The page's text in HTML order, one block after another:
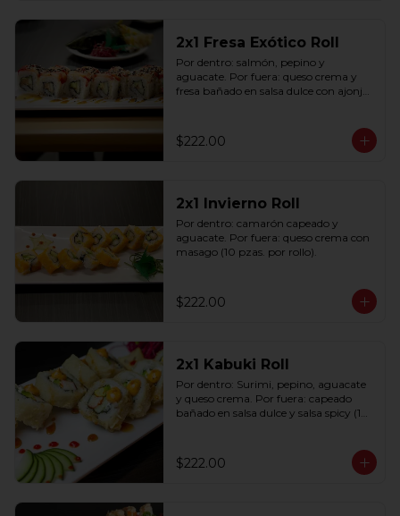
2x1 Fresa Exótico Roll
Por dentro: salmón, pepino y
aguacate. Por fuera: queso crema y
fresa bañado en salsa dulce con ajonjolí
$222.00
2x1 Invierno Roll
Por dentro: camarón capeado y
aguacate. Por fuera: queso crema con
masago (10 pzas. por rollo).
$222.00
2x1 Kabuki Roll
Por dentro: Surimi, pepino, aguacate
y queso crema. Por fuera: capeado
bañado en salsa dulce y salsa spicy (10
$222.00